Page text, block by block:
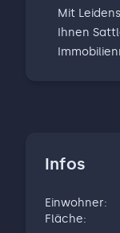
Mit
Ihnen
bis hin
haben wir
nicht nur
Infos
Einwohner:
Fläche: